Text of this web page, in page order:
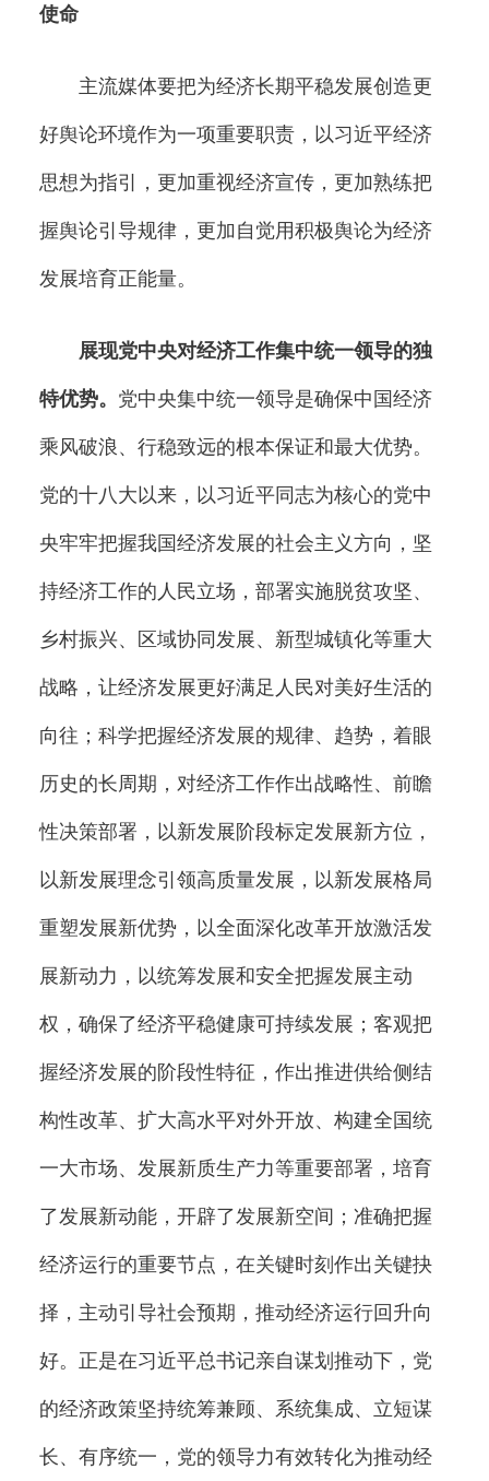
使命
主流媒体要把为经济长期平稳发展创造更
好舆论环境作为一项重要职责，以习近平经济
思想为指引，更加重视经济宣传，更加熟练把
握舆论引导规律，更加自觉用积极舆论为经济
发展培育正能量。
展现党中央对经济工作集中统一领导的独
特优势。 党中央集中统一领导是确保中国经济
乘风破浪、行稳致远的根本保证和最大优势。
党的十八大以来，以习近平同志为核心的党中
央牢牢把握我国经济发展的社会主义方向，坚
持经济工作的人民立场，部署实施脱贫攻坚、
乡村振兴、区域协同发展、新型城镇化等重大
战略，让经济发展更好满足人民对美好生活的
向往；科学把握经济发展的规律、趋势，着眼
历史的长周期，对经济工作作出战略性、前瞻
性决策部署，以新发展阶段标定发展新方位，
以新发展理念引领高质量发展，以新发展格局
重塑发展新优势，以全面深化改革开放激活发
展新动力，以统筹发展和安全把握发展主动
权，确保了经济平稳健康可持续发展；客观把
握经济发展的阶段性特征，作出推进供给侧结
构性改革、扩大高水平对外开放、构建全国统
一大市场、发展新质生产力等重要部署，培育
了发展新动能，开辟了发展新空间；准确把握
经济运行的重要节点，在关键时刻作出关键抉
择，主动引导社会预期，推动经济运行回升向
好。正是在习近平总书记亲自谋划推动下，党
的经济政策坚持统筹兼顾、系统集成、立短谋
长、有序统一，党的领导力有效转化为推动经